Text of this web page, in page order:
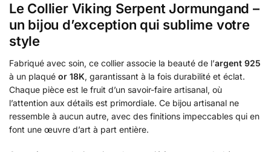
Le Collier Viking Serpent Jormungand –
un bijou d’exception qui sublime votre
style
Fabriqué avec soin, ce collier associe la beauté de l’argent 925
à un plaqué or 18K, garantissant à la fois durabilité et éclat.
Chaque pièce est le fruit d’un savoir-faire artisanal, où
l’attention aux détails est primordiale. Ce bijou artisanal ne
ressemble à aucun autre, avec des finitions impeccables qui en
font une œuvre d’art à part entière.